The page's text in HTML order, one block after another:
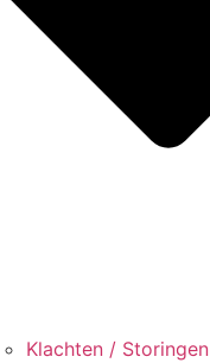
Klachten / Storingen